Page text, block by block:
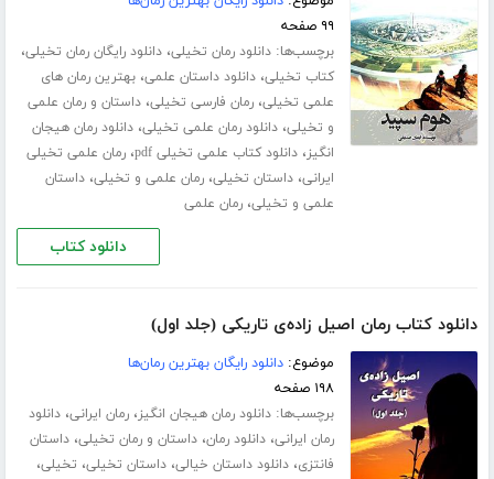
۹۹ صفحه
برچسب‌ها:دانلود رمان تخیلی،دانلود رایگان رمان تخیلی،
کتاب تخیلی،دانلود داستان علمی،بهترین رمان های
علمی تخیلی،رمان فارسی تخیلی،داستان و رمان علمی
و تخیلی،دانلود رمان علمی تخیلی،دانلود رمان هیجان
انگیز،دانلود کتاب علمی تخیلی pdf ،رمان علمی تخیلی
ایرانی،داستان تخیلی،رمان علمی و تخیلی،داستان
علمی و تخیلی،رمان علمی
دانلود کتاب
دانلود کتاب رمان اصیل زاده‌ی تاریکی (جلد اول)
موضوع:دانلود رایگان بهترین رمان‌ها
۱۹۸ صفحه
برچسب‌ها:دانلود رمان هیجان انگیز،رمان ایرانی،دانلود
رمان ایرانی،دانلود رمان،داستان و رمان تخیلی،داستان
فانتزی،دانلود داستان خیالی،داستان تخیلی، تخیلی،